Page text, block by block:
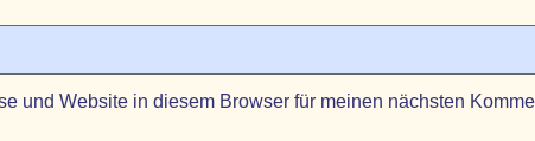
und Website in diesem Browser für meinen nächsten